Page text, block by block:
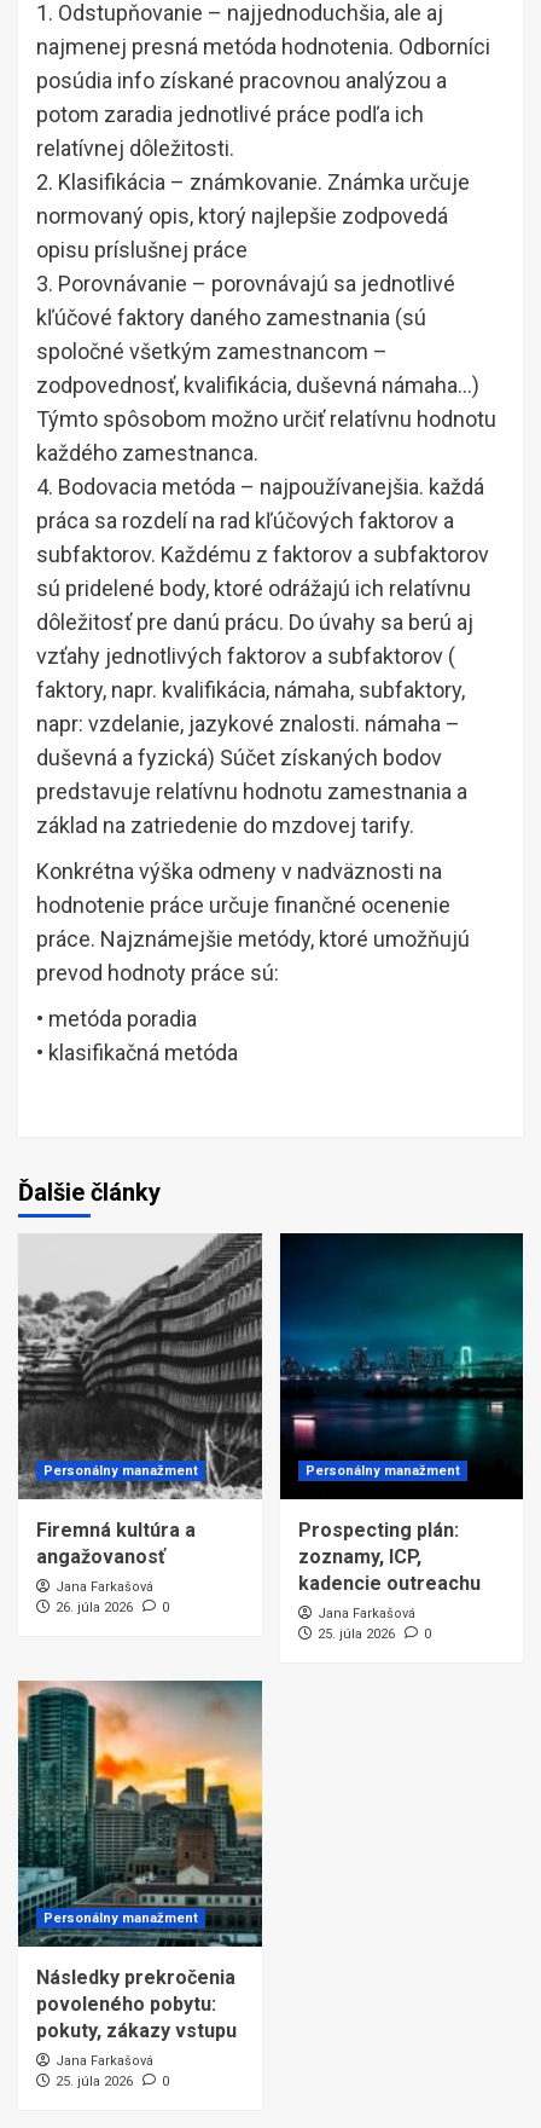
1. Odstupňovanie – najjednoduchšia, ale aj
najmenej presná metóda hodnotenia. Odborníci
posúdia info získané pracovnou analýzou a
potom zaradia jednotlivé práce podľa ich
relatívnej dôležitosti.
2. Klasifikácia – známkovanie. Známka určuje
normovaný opis, ktorý najlepšie zodpovedá
opisu príslušnej práce
3. Porovnávanie – porovnávajú sa jednotlivé
kľúčové faktory daného zamestnania (sú
spoločné všetkým zamestnancom –
zodpovednosť, kvalifikácia, duševná námaha…)
Týmto spôsobom možno určiť relatívnu hodnotu
každého zamestnanca.
4. Bodovacia metóda – najpoužívanejšia. každá
práca sa rozdelí na rad kľúčových faktorov a
subfaktorov. Každému z faktorov a subfaktorov
sú pridelené body, ktoré odrážajú ich relatívnu
dôležitosť pre danú prácu. Do úvahy sa berú aj
vzťahy jednotlivých faktorov a subfaktorov (
faktory, napr. kvalifikácia, námaha, subfaktory,
napr: vzdelanie, jazykové znalosti. námaha –
duševná a fyzická) Súčet získaných bodov
predstavuje relatívnu hodnotu zamestnania a
základ na zatriedenie do mzdovej tarify.
Konkrétna výška odmeny v nadväznosti na
hodnotenie práce určuje finančné ocenenie
práce. Najznámejšie metódy, ktoré umožňujú
prevod hodnoty práce sú:
• metóda poradia
• klasifikačná metóda
Ďalšie články
Personálny manažment
Firemná kultúra a
angažovanosť
Jana Farkašová
26. júla 2026
0
Personálny manažment
Prospecting plán:
zoznamy, ICP,
kadencie outreachu
Jana Farkašová
25. júla 2026
0
Personálny manažment
Následky prekročenia
povoleného pobytu:
pokuty, zákazy vstupu
Jana Farkašová
25. júla 2026
0